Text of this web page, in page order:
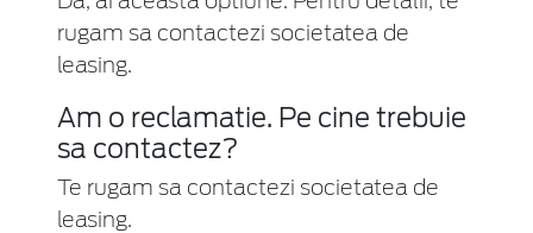
rugam sa contactezi societatea de
leasing.
Am o reclamatie. Pe cine trebuie
sa contactez?
Te rugam sa contactezi societatea de
leasing.